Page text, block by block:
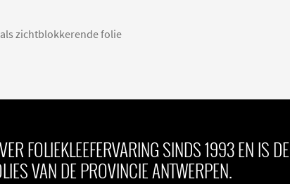
zichtblokkerende folie
FOLIEKLEEFERVARING SINDS 1993 EN IS DE
VAN DE PROVINCIE ANTWERPEN.